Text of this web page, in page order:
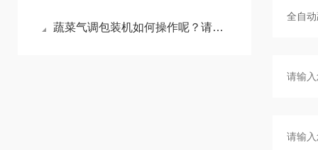
蔬菜气调包装机如何操作呢？请看这里